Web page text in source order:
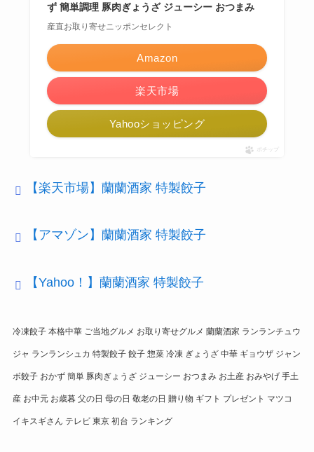
ず 簡単調理 豚肉ぎょうざ ジューシー おつまみ
産直お取り寄せニッポンセレクト
Amazon
楽天市場
Yahooショッピング
ポチップ
【楽天市場】蘭蘭酒家 特製餃子
【アマゾン】蘭蘭酒家 特製餃子
【Yahoo！】蘭蘭酒家 特製餃子
冷凍餃子 本格中華 ご当地グルメ お取り寄せグルメ 蘭蘭酒家 ランランチュウ
ジャ ランランシュカ 特製餃子 餃子 惣菜 冷凍 ぎょうざ 中華 ギョウザ ジャン
ボ餃子 おかず 簡単 豚肉ぎょうざ ジューシー おつまみ お土産 おみやげ 手土
産 お中元 お歳暮 父の日 母の日 敬老の日 贈り物 ギフト プレゼント マツコ
イキスギさん テレビ 東京 初台 ランキング